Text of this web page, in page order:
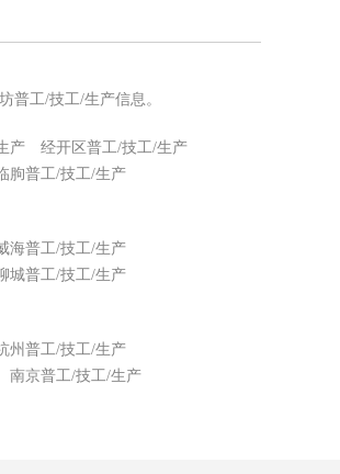
普工/技工/生产信息。
产
经开区普工/技工/生产
朐普工/技工/生产
海普工/技工/生产
城普工/技工/生产
州普工/技工/生产
南京普工/技工/生产